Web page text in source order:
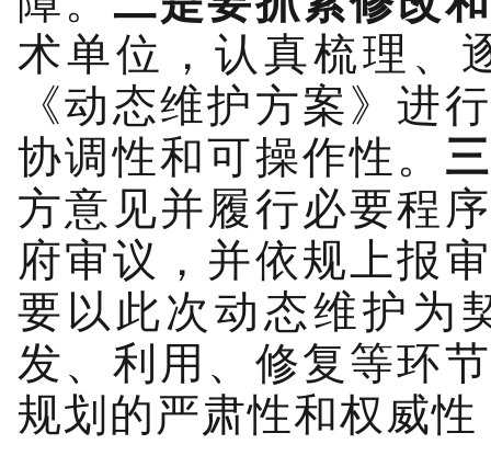
术单位，认真梳理、
《动态维护方案》进
协调性和可操作性。
方意见并履行必要程
府审议，并依规上报
要以此次动态维护为
发、利用、修复等环
规划的严肃性和权威